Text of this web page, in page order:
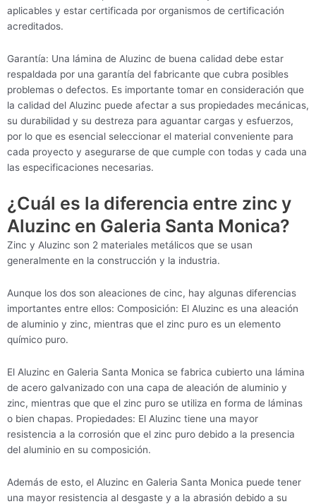
aplicables y estar certificada por organismos de certificación
acreditados.
Garantía: Una lámina de Aluzinc de buena calidad debe estar
respaldada por una garantía del fabricante que cubra posibles
problemas o defectos. Es importante tomar en consideración que
la calidad del Aluzinc puede afectar a sus propiedades mecánicas,
su durabilidad y su destreza para aguantar cargas y esfuerzos,
por lo que es esencial seleccionar el material conveniente para
cada proyecto y asegurarse de que cumple con todas y cada una
las especificaciones necesarias.
¿Cuál es la diferencia entre zinc y
Aluzinc en Galeria Santa Monica?
Zinc y Aluzinc son 2 materiales metálicos que se usan
generalmente en la construcción y la industria.
Aunque los dos son aleaciones de cinc, hay algunas diferencias
importantes entre ellos: Composición: El Aluzinc es una aleación
de aluminio y zinc, mientras que el zinc puro es un elemento
químico puro.
El Aluzinc en Galeria Santa Monica se fabrica cubierto una lámina
de acero galvanizado con una capa de aleación de aluminio y
zinc, mientras que que el zinc puro se utiliza en forma de láminas
o bien chapas. Propiedades: El Aluzinc tiene una mayor
resistencia a la corrosión que el zinc puro debido a la presencia
del aluminio en su composición.
Además de esto, el Aluzinc en Galeria Santa Monica puede tener
una mayor resistencia al desgaste y a la abrasión debido a su